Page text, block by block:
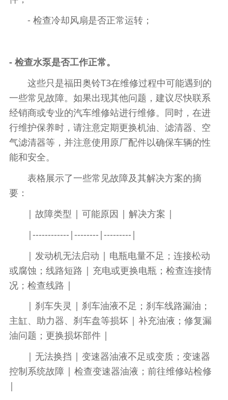
- 检查冷却风扇是否正常运转；
- 检查水泵是否工作正常。
这些只是福田奥铃T3在维修过程中可能遇到的
一些常见故障。如果出现其他问题，建议尽快联系
经销商或专业的汽车维修站进行维修。同时，在进
行维护保养时，请注意定期更换机油、滤清器、空
气滤清器等，并注意使用原厂配件以确保车辆的性
能和安全。
表格展示了一些常见故障及其解决方案的摘
要：
| 故障类型 | 可能原因 | 解决方案 |
|------------|--------|---------|
| 发动机无法启动 | 电瓶电量不足；连接松动
或腐蚀；线路短路 | 充电或更换电瓶；检查连接情
况；检查线路 |
| 刹车失灵 | 刹车油液不足；刹车线路漏油；
主缸、助力器、刹车盘等损坏 | 补充油液；修复漏
油问题；更换损坏部件 |
| 无法换挡 | 变速器油液不足或变质；变速器
控制系统故障 | 检查变速器油液；前往维修站检修
|